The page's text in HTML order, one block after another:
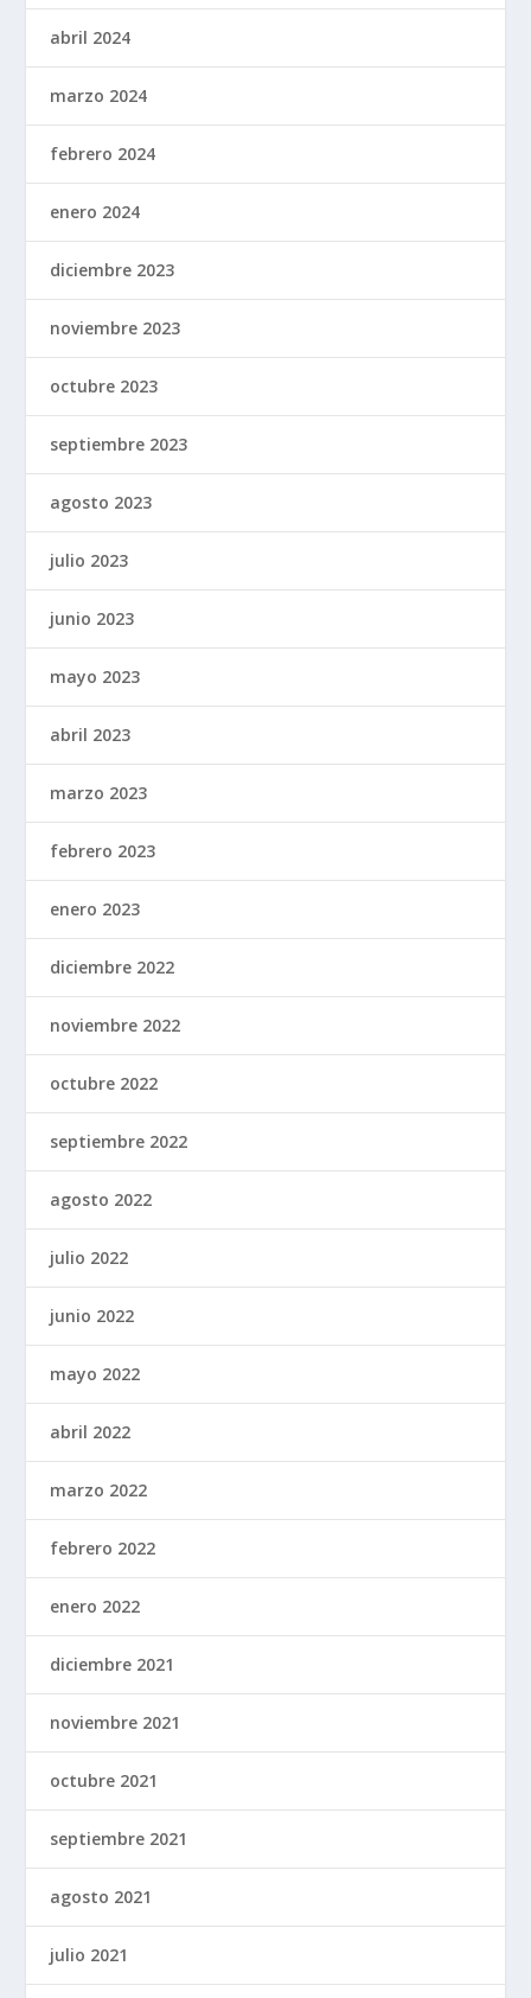
abril 2024
marzo 2024
febrero 2024
enero 2024
diciembre 2023
noviembre 2023
octubre 2023
septiembre 2023
agosto 2023
julio 2023
junio 2023
mayo 2023
abril 2023
marzo 2023
febrero 2023
enero 2023
diciembre 2022
noviembre 2022
octubre 2022
septiembre 2022
agosto 2022
julio 2022
junio 2022
mayo 2022
abril 2022
marzo 2022
febrero 2022
enero 2022
diciembre 2021
noviembre 2021
octubre 2021
septiembre 2021
agosto 2021
julio 2021